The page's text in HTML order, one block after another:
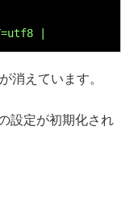
|
えています。
設定が初期化され